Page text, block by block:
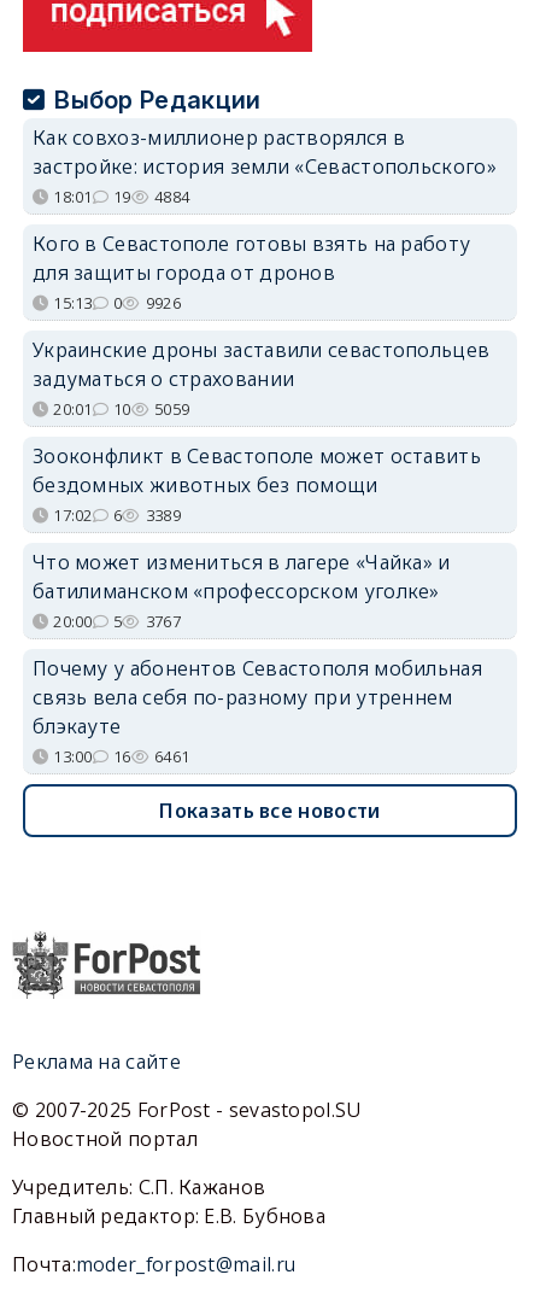
Выбор Редакции
Как совхоз-миллионер растворялся в
застройке: история земли «Севастопольского»
18:01 19 4884
Кого в Севастополе готовы взять на работу
для защиты города от дронов
15:13 0 9926
Украинские дроны заставили севастопольцев
задуматься о страховании
20:01 10 5059
Зооконфликт в Севастополе может оставить
бездомных животных без помощи
17:02 6 3389
Что может измениться в лагере «Чайка» и
батилиманском «профессорском уголке»
20:00 5 3767
Почему у абонентов Севастополя мобильная
связь вела себя по-разному при утреннем
блэкауте
13:00 16 6461
Показать все новости
Реклама на сайте
© 2007-2025 ForPost - sevastopol.SU
Новостной портал
Учредитель: С.П. Кажанов
Главный редактор: Е.В. Бубнова
Почта:moder_forpost@mail.ru